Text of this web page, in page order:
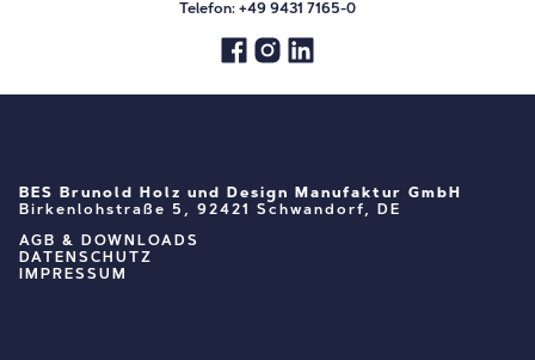
Telefon: +49 9431 7165-0
BES Brunold Holz und Design Manufaktur GmbH
Birkenlohstraße 5, 92421 Schwandorf, DE
AGB & DOWNLOADS
DATENSCHUTZ
IMPRESSUM